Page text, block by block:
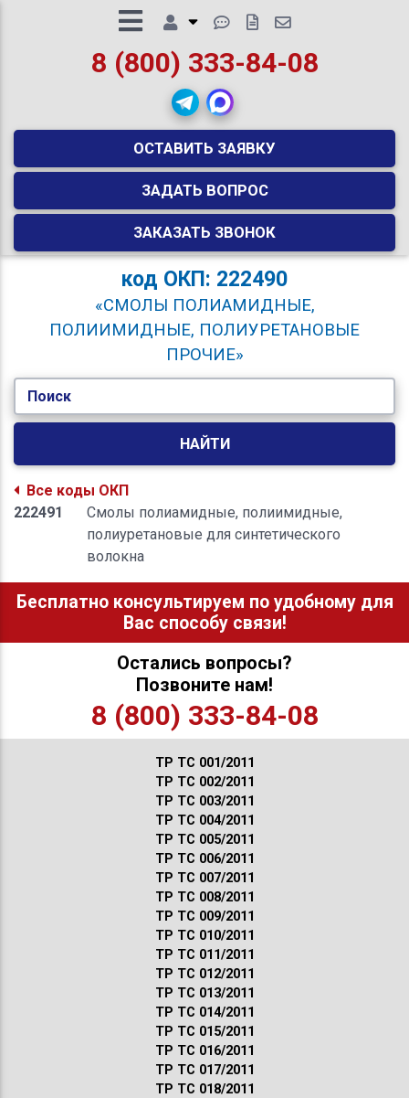
8 (800) 333-84-08
ОСТАВИТЬ ЗАЯВКУ
ЗАДАТЬ ВОПРОС
ЗАКАЗАТЬ ЗВОНОК
код ОКП: 222490
«СМОЛЫ ПОЛИАМИДНЫЕ,
ПОЛИИМИДНЫЕ, ПОЛИУРЕТАНОВЫЕ
ПРОЧИЕ»
Поиск
НАЙТИ
Все коды ОКП
222491
Смолы полиамидные, полиимидные,
полиуретановые для синтетического
волокна
Бесплатно консультируем по удобному для
Вас способу связи!
Остались вопросы?
Позвоните нам!
8 (800) 333-84-08
ТР ТС 001/2011
ТР ТС 002/2011
ТР ТС 003/2011
ТР ТС 004/2011
ТР ТС 005/2011
ТР ТС 006/2011
ТР ТС 007/2011
ТР ТС 008/2011
ТР ТС 009/2011
ТР ТС 010/2011
ТР ТС 011/2011
ТР ТС 012/2011
ТР ТС 013/2011
ТР ТС 014/2011
ТР ТС 015/2011
ТР ТС 016/2011
ТР ТС 017/2011
ТР ТС 018/2011